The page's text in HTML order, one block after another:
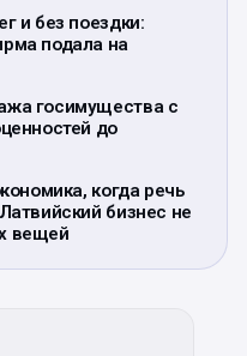
и без поездки:
подала на
госимущества с
до
когда речь
бизнес не
вещей